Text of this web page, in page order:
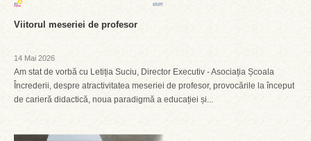
Viitorul meseriei de profesor
14 Mai 2026
Am stat de vorbă cu Letiția Suciu, Director Executiv - Asociația Școala
Încrederii, despre atractivitatea meseriei de profesor, provocările la început
de carieră didactică, noua paradigmă a educației și...